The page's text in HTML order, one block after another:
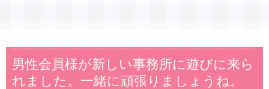
男性会員様が新しい事務所に遊びに来ら
れました。一緒に頑張りましょうね。